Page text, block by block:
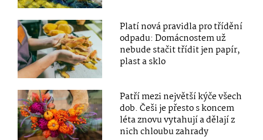
Platí nová pravidla pro třídění
odpadu: Domácnostem už
nebude stačit třídit jen papír,
plast a sklo
Patří mezi největší kýče všech
dob. Češi je přesto s koncem
léta znovu vytahují a dělají z
nich chloubu zahrady